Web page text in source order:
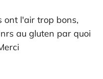
ont l'air trop bons,
au gluten par quoi